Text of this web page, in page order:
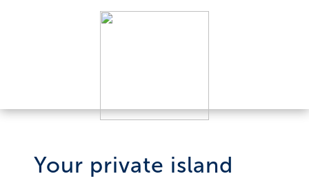
Your private island